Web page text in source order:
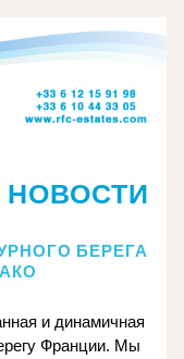
БЕРЕГА
и динамичная
Франции. Мы